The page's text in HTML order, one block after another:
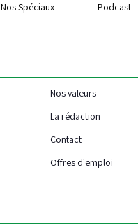
Nos Spéciaux Podcast
Nos valeurs
La rédaction
Contact
Offres d'emploi